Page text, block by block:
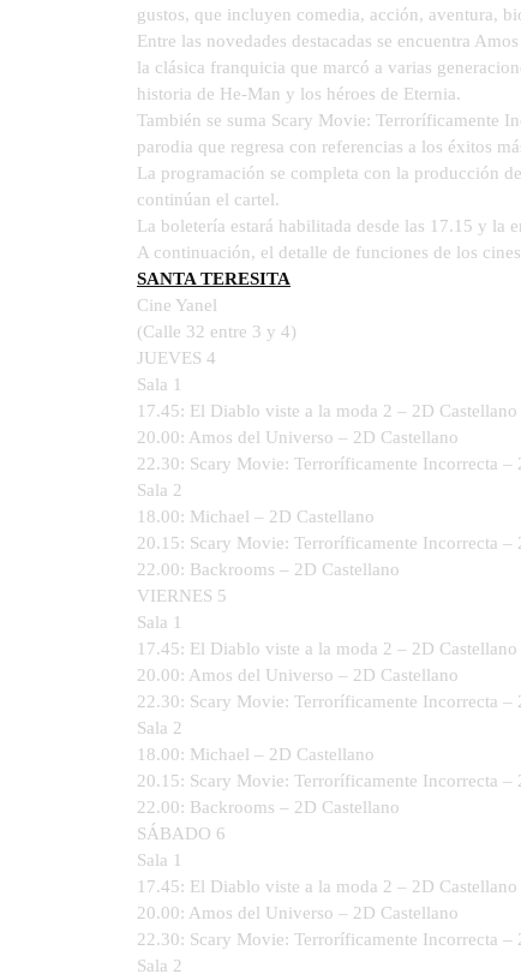
gustos, que incluyen comedia, acción, aventura,
Entre las novedades destacadas se encuentra
la clásica franquicia que marcó a varias
historia de He-Man y los héroes de Eternia.
También se suma Scary Movie: Terroríficamente
parodia que regresa con referencias a los éxitos
La programación se completa con la producción
continúan el cartel.
La boletería estará habilitada desde las 17.15 y la
A continuación, el detalle de funciones de los
SANTA TERESITA
Cine Yanel
(Calle 32 entre 3 y 4)
JUEVES 4
Sala 1
17.45: El Diablo viste a la moda 2 – 2D Castellano
20.00: Amos del Universo – 2D Castellano
22.30: Scary Movie: Terroríficamente Incorrecta –
Sala 2
18.00: Michael – 2D Castellano
20.15: Scary Movie: Terroríficamente Incorrecta –
22.00: Backrooms – 2D Castellano
VIERNES 5
Sala 1
17.45: El Diablo viste a la moda 2 – 2D Castellano
20.00: Amos del Universo – 2D Castellano
22.30: Scary Movie: Terroríficamente Incorrecta –
Sala 2
18.00: Michael – 2D Castellano
20.15: Scary Movie: Terroríficamente Incorrecta –
22.00: Backrooms – 2D Castellano
SÁBADO 6
Sala 1
17.45: El Diablo viste a la moda 2 – 2D Castellano
20.00: Amos del Universo – 2D Castellano
22.30: Scary Movie: Terroríficamente Incorrecta –
Sala 2